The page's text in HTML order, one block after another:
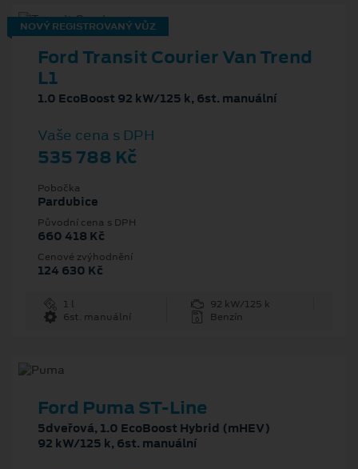
NOVÝ REGISTROVANÝ VŮZ
Ford Transit Courier Van Trend
L1
1.0 EcoBoost 92 kW/125 k, 6st. manuální
Vaše cena s DPH
535 788 Kč
Pobočka
Pardubice
Původní cena s DPH
660 418 Kč
Cenové zvýhodnění
124 630 Kč
1 l
92 kW/125 k
6st. manuální
Benzín
Ford Puma ST-Line
5dveřová, 1.0 EcoBoost Hybrid (mHEV)
92 kW/125 k, 6st. manuální